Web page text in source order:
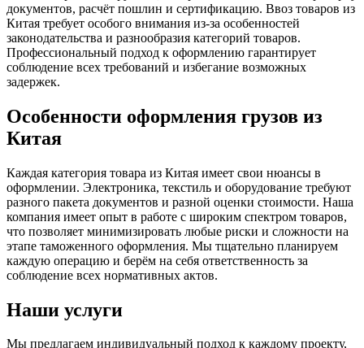
документов, расчёт пошлин и сертификацию. Ввоз товаров из
Китая требует особого внимания из-за особенностей
законодательства и разнообразия категорий товаров.
Профессиональный подход к оформлению гарантирует
соблюдение всех требований и избегание возможных
задержек.
Особенности оформления грузов из
Китая
Каждая категория товара из Китая имеет свои нюансы в
оформлении. Электроника, текстиль и оборудование требуют
разного пакета документов и разной оценки стоимости. Наша
компания имеет опыт в работе с широким спектром товаров,
что позволяет минимизировать любые риски и сложности на
этапе таможенного оформления. Мы тщательно планируем
каждую операцию и берём на себя ответственность за
соблюдение всех нормативных актов.
Наши услуги
Мы предлагаем индивидуальный подход к каждому проекту,